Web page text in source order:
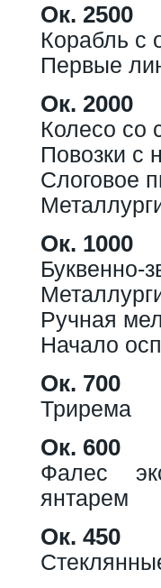
Ок. 2500
Корабль с
Первые
Ок. 2000
Колесо со
Повозки с
Слоговое
Ок. 1000
Буквенно-
Ручная
Начало
Ок. 700
Трирема
Ок. 600
Фалес
янтарем
Ок. 450